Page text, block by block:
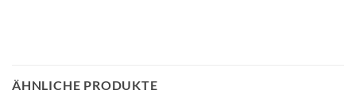
ÄHNLICHE PRODUKTE